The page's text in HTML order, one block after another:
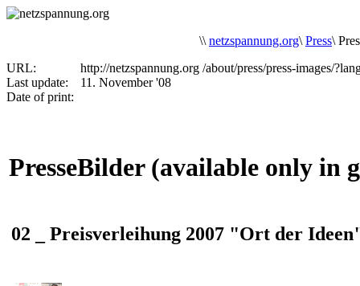
\\ netzspannung.org\ Press\
URL:
http://netzspannung.org /about/press/press-images/
Last update:
11. November '08
Date of print:
PresseBilder (available only in
02 _ Preisverleihung 2007 "Ort der